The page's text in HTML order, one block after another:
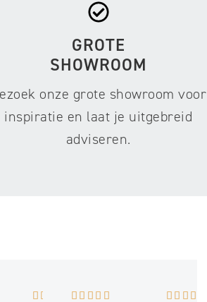
GROTE
SHOWROOM
onze grote showroom voor
inspiratie en laat je uitgebreid
adviseren.
          